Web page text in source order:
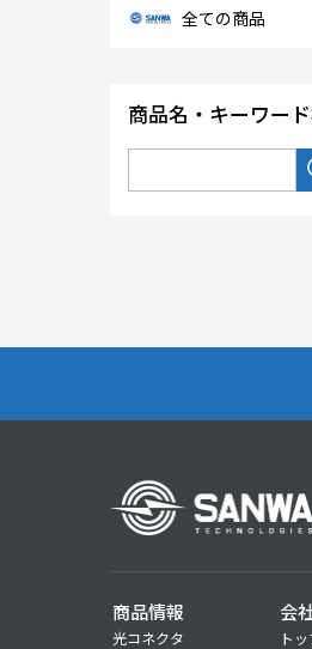
全ての商品
商品名・キーワー
商品情報
光コネクタ
会
ト